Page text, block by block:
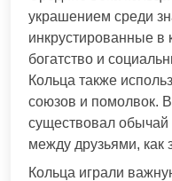
украшением среди
инкрустированные в
богатство и
Кольца также
союзов и помолвок.
существовал обычай
между друзьями, как
Кольца играли